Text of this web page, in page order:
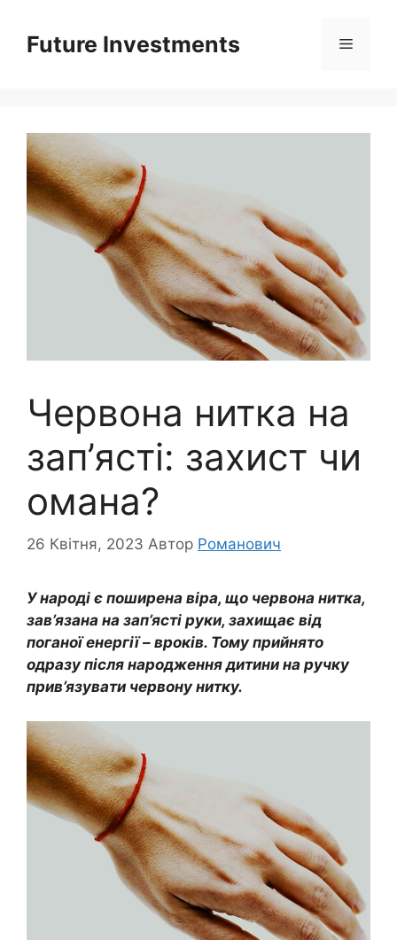
вмістуFuture Investments Меню
Червона нитка на
зап’ясті: захист чи
омана?
26 Квітня, 2023 Автор Романович
У народі є поширена віра, що червона нитка,
зав’язана на зап’ясті руки, захищає від
поганої енергії – вроків. Тому прийнято
одразу після народження дитини на ручку
прив’язувати червону нитку.